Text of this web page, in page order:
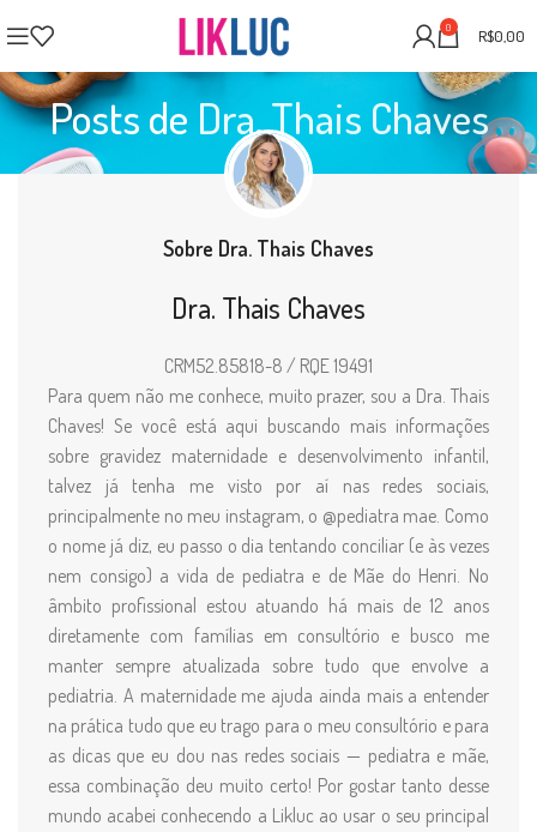
0 R$0,00
Posts de Dra. Thais Chaves
Sobre Dra. Thais Chaves
Dra. Thais Chaves
CRM52.85818-8 / RQE 19491
Para quem não me conhece, muito prazer, sou a Dra. Thais
Chaves! Se você está aqui buscando mais informações
sobre gravidez maternidade e desenvolvimento infantil,
talvez já tenha me visto por aí nas redes sociais,
principalmente no meu instagram, o @pediatra mae. Como
o nome já diz, eu passo o dia tentando conciliar (e às vezes
nem consigo) a vida de pediatra e de Mãe do Henri. No
âmbito profissional estou atuando há mais de 12 anos
diretamente com famílias em consultório e busco me
manter sempre atualizada sobre tudo que envolve a
pediatria. A maternidade me ajuda ainda mais a entender
na prática tudo que eu trago para o meu consultório e para
as dicas que eu dou nas redes sociais — pediatra e mãe,
essa combinação deu muito certo! Por gostar tanto desse
mundo acabei conhecendo a Likluc ao usar o seu principal